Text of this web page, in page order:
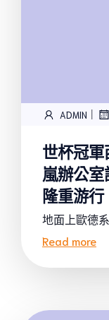
ADMIN |
世杯冠
嵐辦公
隆重游行
地面上歐德
Read more